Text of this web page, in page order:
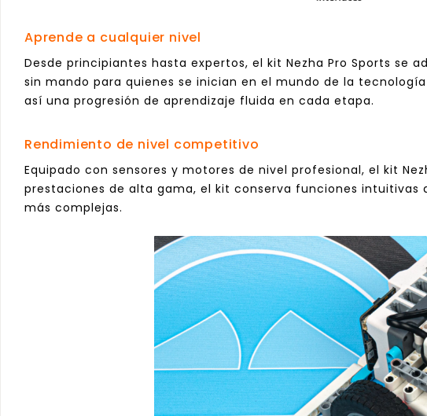
Aprende a cualquier nivel
Desde principiantes hasta expertos, el kit Nezha Pro Sports se
sin mando para quienes se inician en el mundo de la
así una progresión de aprendizaje fluida en cada etapa.
Rendimiento de nivel competitivo
Equipado con sensores y motores de nivel profesional, el kit
prestaciones de alta gama, el kit conserva funciones
más complejas.